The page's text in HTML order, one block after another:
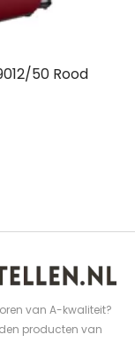
50 Rood
van A-kwaliteit?
producten van